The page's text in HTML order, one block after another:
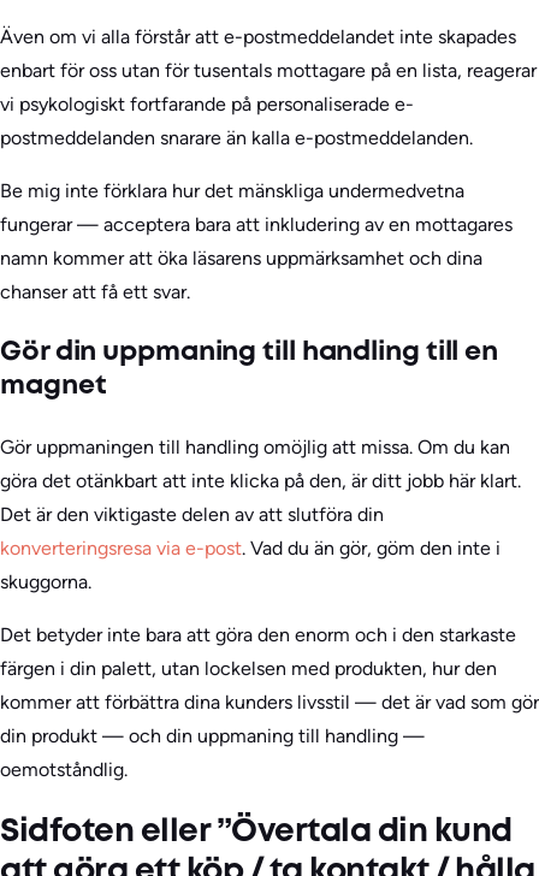
Även om vi alla förstår att e-postmeddelandet inte skapades
enbart för oss utan för tusentals mottagare på en lista, reagerar
vi psykologiskt fortfarande på personaliserade e-
postmeddelanden snarare än kalla e-postmeddelanden.
Be mig inte förklara hur det mänskliga undermedvetna
fungerar — acceptera bara att inkludering av en mottagares
namn kommer att öka läsarens uppmärksamhet och dina
chanser att få ett svar.
Gör din uppmaning till handling till en
magnet
Gör uppmaningen till handling omöjlig att missa. Om du kan
göra det otänkbart att inte klicka på den, är ditt jobb här klart.
Det är den viktigaste delen av att slutföra din
konverteringsresa via e-post. Vad du än gör, göm den inte i
skuggorna.
Det betyder inte bara att göra den enorm och i den starkaste
färgen i din palett, utan lockelsen med produkten, hur den
kommer att förbättra dina kunders livsstil — det är vad som gör
din produkt — och din uppmaning till handling —
oemotståndlig.
Sidfoten eller ”Övertala din kund